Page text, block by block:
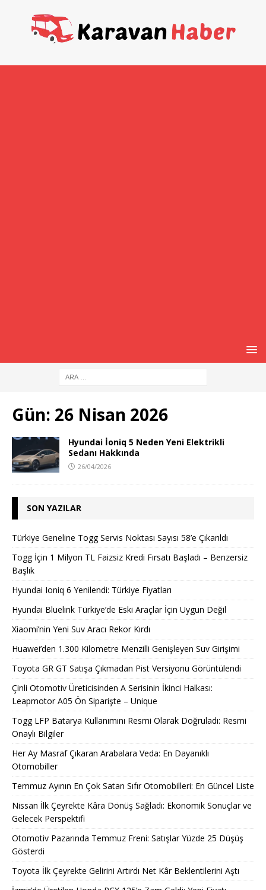
Gün: 26 Nisan 2026
Hyundai İoniq 5 Neden Yeni Elektrikli
Sedanı Hakkında
26/04/2026
SON YAZILAR
Türkiye Geneline Togg Servis Noktası Sayısı 58’e Çıkarıldı
Togg İçin 1 Milyon TL Faizsiz Kredi Fırsatı Başladı – Benzersiz
Başlık
Hyundai Ioniq 6 Yenilendi: Türkiye Fiyatları
Hyundai Bluelink Türkiye’de Eski Araçlar İçin Uygun Değil
Xiaomi’nin Yeni Suv Aracı Rekor Kırdı
Huawei’den 1.300 Kilometre Menzilli Genişleyen Suv Girişimi
Toyota GR GT Satışa Çıkmadan Pist Versiyonu Görüntülendi
Çinli Otomotiv Üreticisinden A Serisinin İkinci Halkası:
Leapmotor A05 Ön Siparişte – Unique
Togg LFP Batarya Kullanımını Resmi Olarak Doğruladı: Resmi
Onaylı Bilgiler
Her Ay Masraf Çıkaran Arabalara Veda: En Dayanıklı
Otomobiller
Temmuz Ayının En Çok Satan Sıfır Otomobilleri: En Güncel Liste
Nissan İlk Çeyrekte Kâra Dönüş Sağladı: Ekonomik Sonuçlar ve
Gelecek Perspektifi
Otomotiv Pazarında Temmuz Freni: Satışlar Yüzde 25 Düşüş
Gösterdi
Toyota İlk Çeyrekte Gelirini Artırdı Net Kâr Beklentilerini Aştı